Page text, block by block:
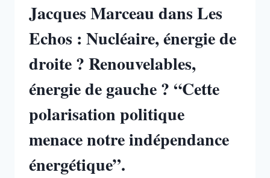
« LA
RÉFORME
DU
FRANC
CFA EST
PLUS
QUE
JAMAIS
D’ACTUALITÉ »
Jacques Marceau dans Les
Echos : Nucléaire, énergie de
droite ? Renouvelables,
énergie de gauche ? “Cette
polarisation politique
menace notre indépendance
énergétique”.